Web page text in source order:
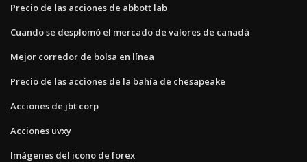
Precio de las acciones de abbott lab
Cuando se desplomó el mercado de valores de canadá
Mejor corredor de bolsa en línea
Precio de las acciones de la bahía de chesapeake
Acciones de jbt corp
Acciones uvxy
Imágenes del icono de forex